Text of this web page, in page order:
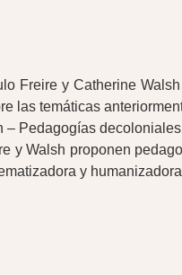
Freire y Catherine
las temáticas
Pedagogías
y Walsh proponen
y